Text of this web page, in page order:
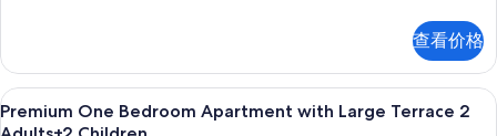
Child
的
所
with
Large
Terrace
2
查看价格
显
示
高档床上用品、客房内保险箱、免费
9
Premium One Bedroom Apartment with Large Terrace 2